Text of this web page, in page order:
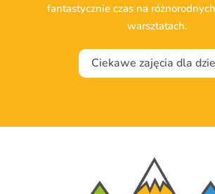
fantastycznie czas na
warsztatach.
Ciekawe zajęcia dla